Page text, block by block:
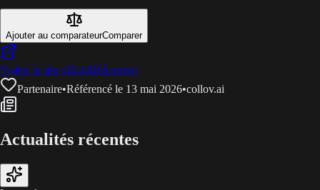
Ajouter au comparateurComparer
Visiter le site officielDécouvrir
Partenaire•Référencé le 13 mai 2026•collov.ai
Actualités récentes